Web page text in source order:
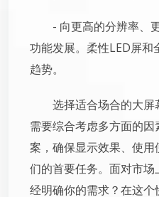
- 向更高的分辨率、
功能发展。柔性LED屏和
趋势。
选择适合场合的大屏
需要综合考虑多方面的
案，确保显示效果、使
们的首要任务。面对市
经明确你的需求？在这